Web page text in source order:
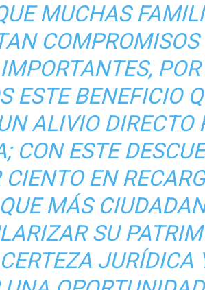
MUCHAS
COMPROMISOS
POR
ESTE BENEFICIO
ALIVIO DIRECTO
CON ESTE
EN
MÁS
SU
JURÍDICA